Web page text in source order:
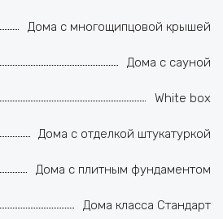
Дома с многощипцовой крышей
Дома с сауной
White box
Дома с отделкой штукатуркой
Дома с плитным фундаментом
Дома класса Стандарт